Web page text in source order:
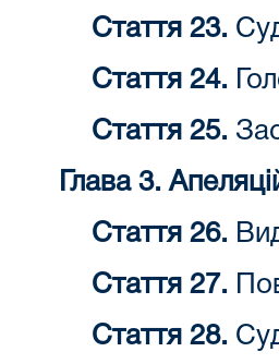
Стаття 23.
Стаття 24.
Стаття 25.
Глава 3.
Стаття 26.
Стаття 27.
Стаття 28.